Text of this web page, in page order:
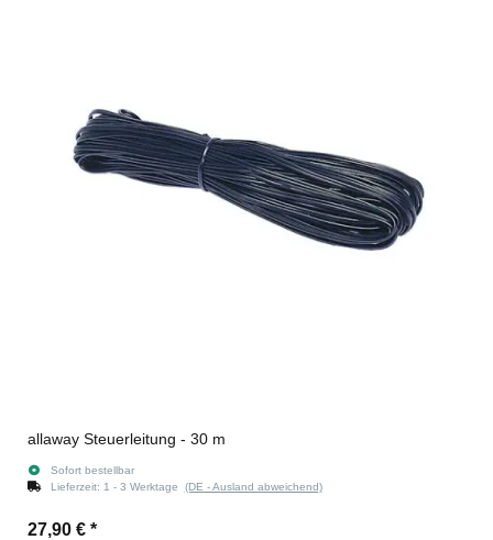
allaway Steuerleitung - 30 m
Sofort bestellbar
Lieferzeit: 1 - 3 Werktage (DE - Ausland abweichend)
27,90 € *